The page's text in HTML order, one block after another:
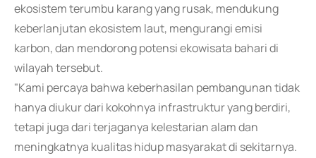
ekosistem terumbu karang yang rusak, mendukung
keberlanjutan ekosistem laut, mengurangi emisi
karbon, dan mendorong potensi ekowisata bahari di
wilayah tersebut.
"Kami percaya bahwa keberhasilan pembangunan tidak
hanya diukur dari kokohnya infrastruktur yang berdiri,
tetapi juga dari terjaganya kelestarian alam dan
meningkatnya kualitas hidup masyarakat di sekitarnya.